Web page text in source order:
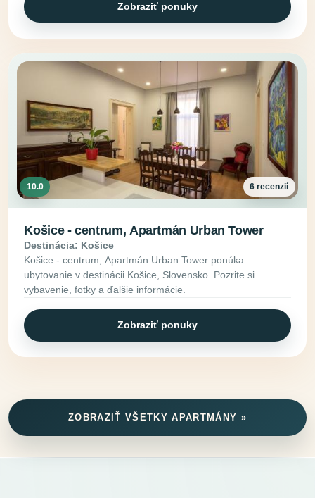
Zobraziť ponuky
10.0 6 recenzií
Košice - centrum, Apartmán Urban Tower
Destinácia: Košice
Košice - centrum, Apartmán Urban Tower ponúka
ubytovanie v destinácii Košice, Slovensko. Pozrite si
vybavenie, fotky a ďalšie informácie.
Zobraziť ponuky
ZOBRAZIŤ VŠETKY APARTMÁNY »